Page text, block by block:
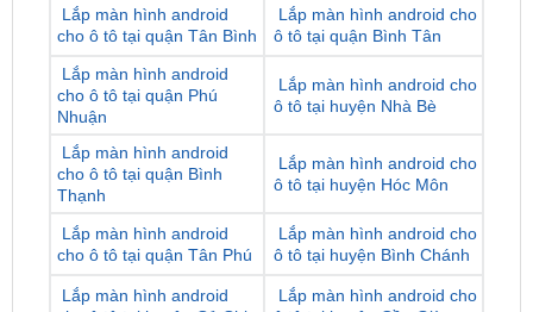
Lắp màn hình android
cho ô tô tại quận Phú
Lắp màn hình android cho
ô tô tại huyện Nhà Bè
Lắp màn hình android
cho ô tô tại quận Bình
Lắp màn hình android cho
Lắp màn hình android
cho ô tô tại quận Tân Phú
Lắp màn hình android cho
ô tô tại huyện Bình Chánh
Lắp màn hình android
cho ô tô tại huyện Củ Chi
Lắp màn hình android cho
ô tô tại huyện Cần Giờ